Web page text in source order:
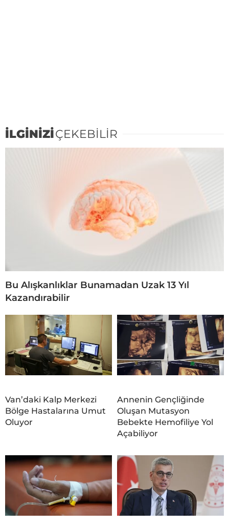
İLGİNİZİÇEKEBİLİR
Bu Alışkanlıklar Bunamadan Uzak 13 Yıl
Kazandırabilir
Van’daki Kalp Merkezi
Bölge Hastalarına Umut
Oluyor
Annenin Gençliğinde
Oluşan Mutasyon
Bebekte Hemofiliye Yol
Açabiliyor